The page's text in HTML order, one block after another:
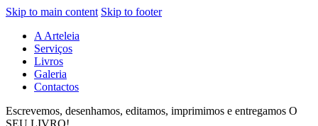
Skip to main content Skip to footer
A Arteleia
Serviços
Livros
Galeria
Contactos
Escrevemos, desenhamos, editamos, imprimimos e entregamos O
SEU LIVRO!